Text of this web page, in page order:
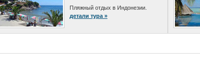
Пляжный отдых в Индонезии.
детали тура »